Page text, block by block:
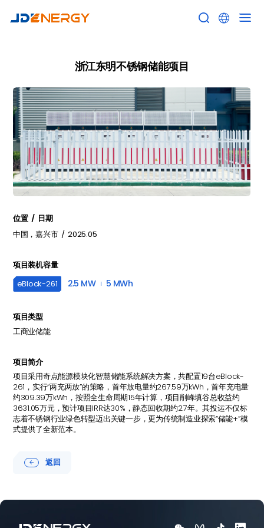
 
 返回
浙江东明不锈钢储能项目
位置 / 日期
中国，嘉兴市 / 2025.05
项目装机容量
eBlock-261 2.5 MW 5 MWh
项目类型
工商业储能
项目简介
项目采用奇点能源模块化智慧储能系统解决方案，共配置19台eBlock-
261，实行“两充两放”的策略，首年放电量约267.59万kWh，首年充电量
约309.39万kWh，按照全生命周期15年计算，项目削峰填谷总收益约
3631.05万元，预计项目IRR达30%，静态回收期约2.7年。其投运不仅标
志着不锈钢行业绿色转型迈出关键一步，更为传统制造业探索“储能+”模
式提供了全新范本。